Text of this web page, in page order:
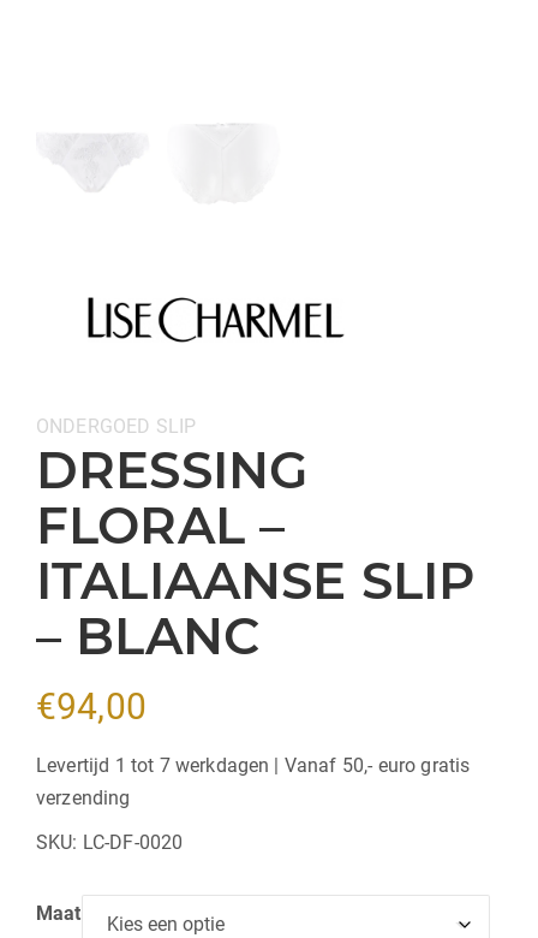
Categorieën:
ONDERGOED SLIP
DRESSING
FLORAL –
ITALIAANSE SLIP
– BLANC
€94,00
Levertijd 1 tot 7 werkdagen | Vanaf 50,- euro gratis
verzending
SKU: LC-DF-0020
Maat